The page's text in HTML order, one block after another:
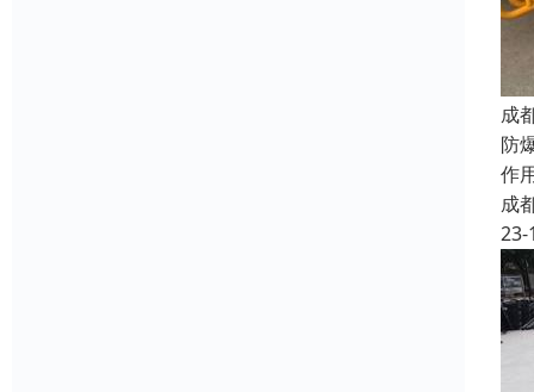
成
防
作
成
23-